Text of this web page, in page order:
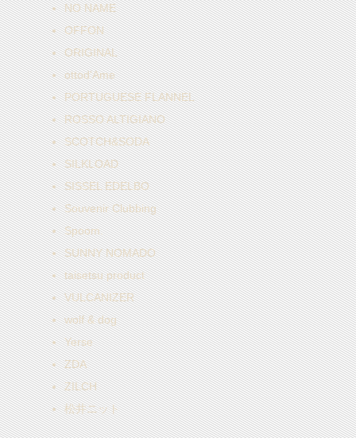
NO NAME
OFFON
ORIGINAL
ottod'Ame
PORTUGUESE FLANNEL
ROSSO ALTIGIANO
SCOTCH&SODA
SILKLOAD
SISSEL EDELBO
Souvenir Clubbing
Spoom.
SUNNY NOMADO
taisetsu product
VULCANIZER
wolf & dog
Yerse
ZDA
ZILCH
松井ニット